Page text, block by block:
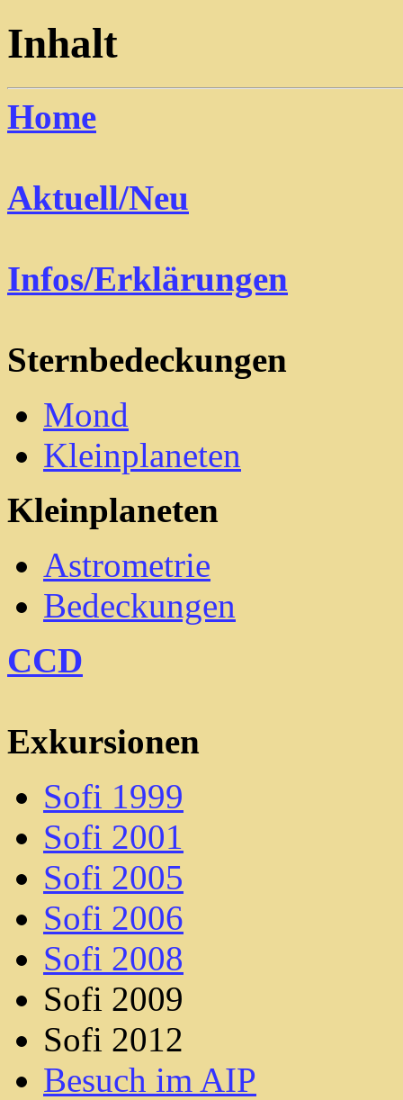
Inhalt
Home
Aktuell/Neu
Infos/Erklärungen
Sternbedeckungen
Mond
Kleinplaneten
Kleinplaneten
Astrometrie
Bedeckungen
CCD
Exkursionen
Sofi 1999
Sofi 2001
Sofi 2005
Sofi 2006
Sofi 2008
Sofi 2009
Sofi 2012
Besuch im AIP